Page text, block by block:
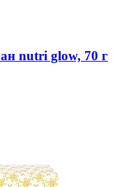
nutri glow, 70 г